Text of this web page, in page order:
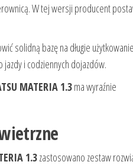
W tej wersji producent
solidną bazę na długie
jazdy i codziennych dojazdów.
MATERIA 1.3ma wyraźnie
1.3zastosowano zestaw